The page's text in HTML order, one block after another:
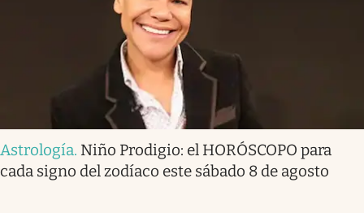
Astrología. Niño Prodigio: el HORÓSCOPO para
cada signo del zodíaco este sábado 8 de agosto